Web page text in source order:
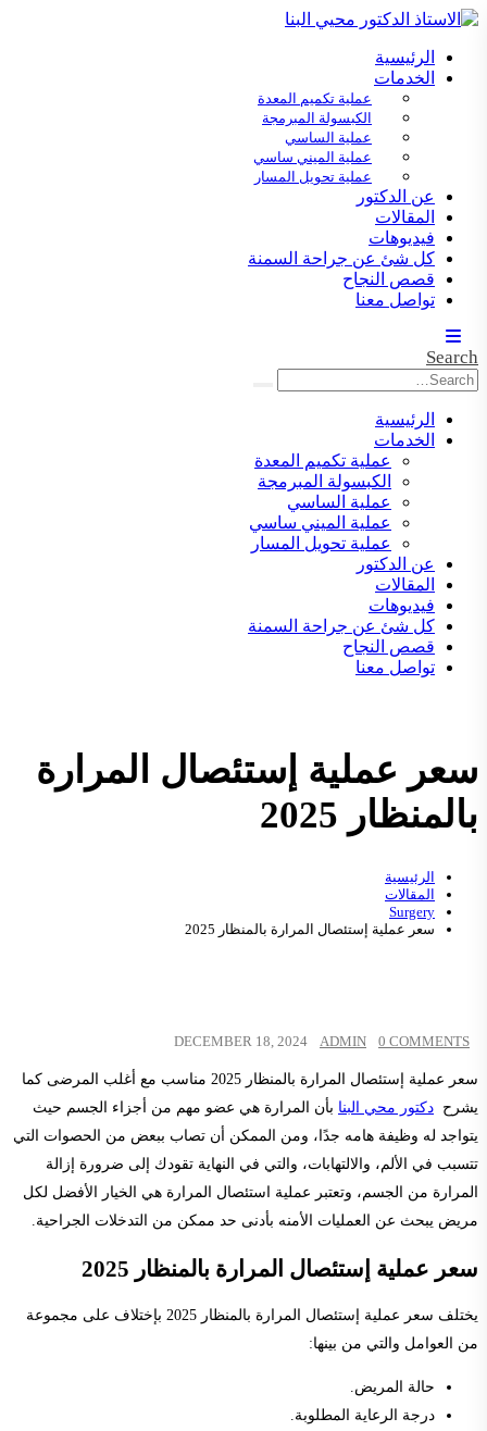
الرئيسية
الخدمات
عملية تكميم المعدة
الكبسولة المبرمجة
عملية الساسي
عملية الميني ساسي
عملية تحويل المسار
عن الدكتور
المقالات
فيديوهات
كل شئ عن جراحة السمنة
قصص النجاح
تواصل معنا
Search
الرئيسية
الخدمات
عملية تكميم المعدة
الكبسولة المبرمجة
عملية الساسي
عملية الميني ساسي
عملية تحويل المسار
عن الدكتور
المقالات
فيديوهات
كل شئ عن جراحة السمنة
قصص النجاح
تواصل معنا
سعر عملية إستئصال المرارة
بالمنظار 2025
الرئيسية
المقالات
Surgery
سعر عملية إستئصال المرارة بالمنظار 2025
DECEMBER 18, 2024 ADMIN 0 COMMENTS
سعر عملية إستئصال المرارة بالمنظار 2025 مناسب مع أغلب المرضى كما
يشرح دكتور محي البنا بأن المرارة هي عضو مهم من أجزاء الجسم حيث
يتواجد له وظيفة هامه جدًا، ومن الممكن أن تصاب ببعض من الحصوات التي
تتسبب في الألم، والالتهابات، والتي في النهاية تقودك إلى ضرورة إزالة
المرارة من الجسم، وتعتبر عملية استئصال المرارة هي الخيار الأفضل لكل
مريض يبحث عن العمليات الأمنه بأدنى حد ممكن من التدخلات الجراحية.
سعر عملية إستئصال المرارة بالمنظار 2025
يختلف سعر عملية إستئصال المرارة بالمنظار 2025 بإختلاف على مجموعة
من العوامل والتي من بينها:
حالة المريض.
درجة الرعاية المطلوبة.